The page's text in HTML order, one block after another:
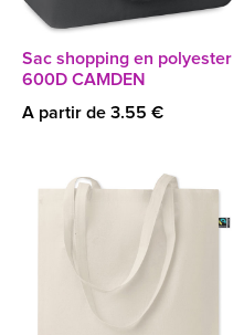
Sac shopping en polyester
600D CAMDEN
A partir de 3.55 €